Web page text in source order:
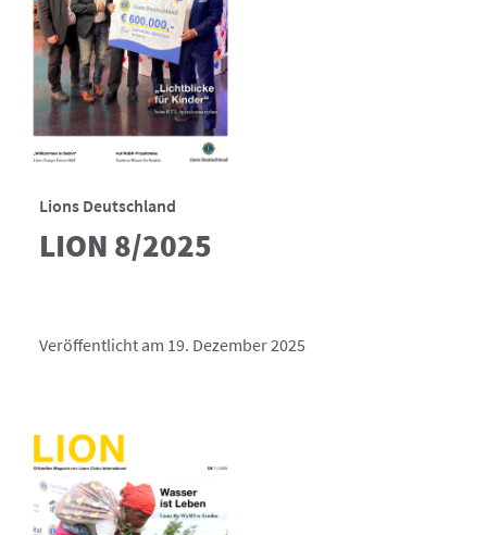
Lions Deutschland
LION 8/2025
Veröffentlicht am 19. Dezember 2025